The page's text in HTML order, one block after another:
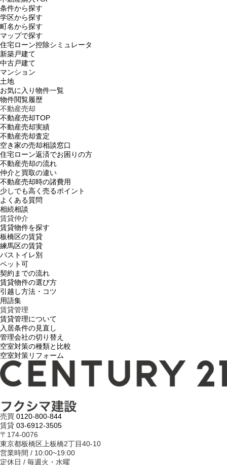
条件から探す
学区から探す
町名から探す
マップで探す
住宅ローン控除シミュレータ
新築戸建て
中古戸建て
マンション
土地
お気に入り物件一覧
物件閲覧履歴
不動産売却
不動産売却TOP
不動産売却実績
不動産売却査定
空き家の売却相談窓口
住宅ローン返済でお困りの方
不動産売却の流れ
仲介と買取の違い
不動産売却時の諸費用
少しでも高く売るポイント
よくある質問
相続相談
賃貸仲介
賃貸物件を探す
板橋区の賃貸
練馬区の賃貸
バストイレ別
ペット可
契約までの流れ
賃貸物件の選び方
引越し方法・コツ
用語集
賃貸管理
賃貸管理について
入居条件の見直し
管理会社の切り替え
空室対策の種類と比較
空室対策リフォーム
売買 0120-800-844
賃貸 03-6912-3505
〒174-0076
東京都板橋区上板橋2丁目40-10
営業時間 / 10:00~19:00
定休日 / 毎週火・水曜